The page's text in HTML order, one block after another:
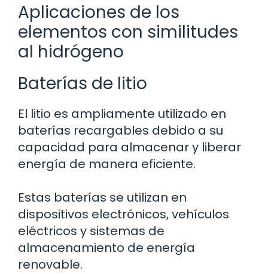
Aplicaciones de los
elementos con similitudes
al hidrógeno
Baterías de litio
El litio es ampliamente utilizado en
baterías recargables debido a su
capacidad para almacenar y liberar
energía de manera eficiente.
Estas baterías se utilizan en
dispositivos electrónicos, vehículos
eléctricos y sistemas de
almacenamiento de energía
renovable.